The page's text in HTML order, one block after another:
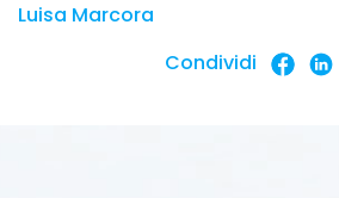
Luisa Marcora
Condividi